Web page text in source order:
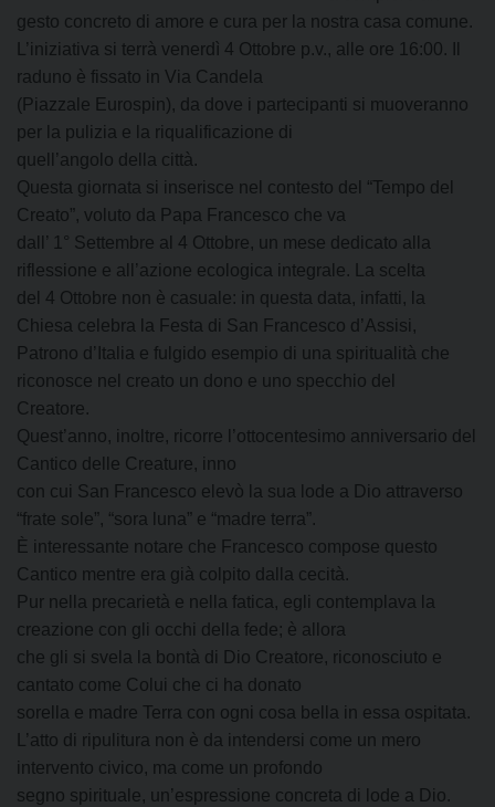
gesto concreto di amore e cura per la nostra casa comune.
L’iniziativa si terrà venerdì 4 Ottobre p.v., alle ore 16:00. Il
raduno è fissato in Via Candela
(Piazzale Eurospin), da dove i partecipanti si muoveranno
per la pulizia e la riqualificazione di
quell’angolo della città.
Questa giornata si inserisce nel contesto del “Tempo del
Creato”, voluto da Papa Francesco che va
dall’ 1° Settembre al 4 Ottobre, un mese dedicato alla
riflessione e all’azione ecologica integrale. La scelta
del 4 Ottobre non è casuale: in questa data, infatti, la
Chiesa celebra la Festa di San Francesco d’Assisi,
Patrono d’Italia e fulgido esempio di una spiritualità che
riconosce nel creato un dono e uno specchio del
Creatore.
Quest’anno, inoltre, ricorre l’ottocentesimo anniversario del
Cantico delle Creature, inno
con cui San Francesco elevò la sua lode a Dio attraverso
“frate sole”, “sora luna” e “madre terra”.
È interessante notare che Francesco compose questo
Cantico mentre era già colpito dalla cecità.
Pur nella precarietà e nella fatica, egli contemplava la
creazione con gli occhi della fede; è allora
che gli si svela la bontà di Dio Creatore, riconosciuto e
cantato come Colui che ci ha donato
sorella e madre Terra con ogni cosa bella in essa ospitata.
L’atto di ripulitura non è da intendersi come un mero
intervento civico, ma come un profondo
segno spirituale, un’espressione concreta di lode a Dio.